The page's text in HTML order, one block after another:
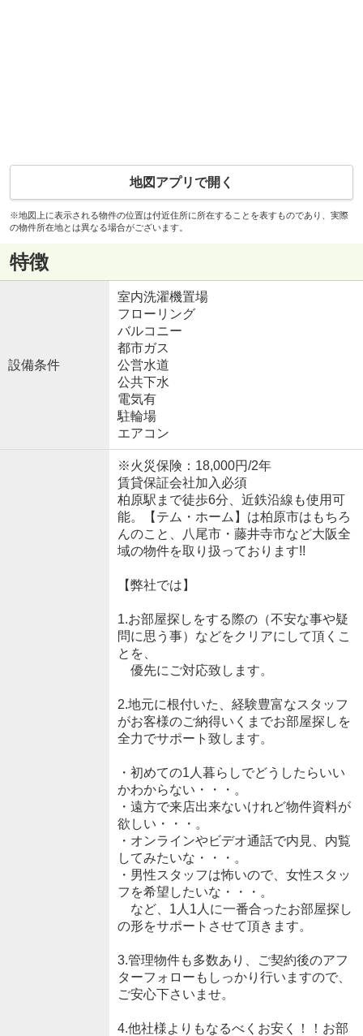
地図アプリで開く
※地図上に表示される物件の位置は付近住所に所在することを表すものであり、実際
の物件所在地とは異なる場合がございます。
特徴
設備条件
室内洗濯機置場
フローリング
バルコニー
都市ガス
公営水道
公共下水
電気有
駐輪場
エアコン
※火災保険：18,000円/2年
賃貸保証会社加入必須
柏原駅まで徒歩6分、近鉄沿線も使用可
能。【テム・ホーム】は柏原市はもちろ
んのこと、八尾市・藤井寺市など大阪全
域の物件を取り扱っております!!
【弊社では】
1.お部屋探しをする際の（不安な事や疑
問に思う事）などをクリアにして頂くこ
とを、
優先にご対応致します。
2.地元に根付いた、経験豊富なスタッフ
がお客様のご納得いくまでお部屋探しを
全力でサポート致します。
・初めての1人暮らしでどうしたらいい
かわからない・・・。
・遠方で来店出来ないけれど物件資料が
欲しい・・・。
・オンラインやビデオ通話で内見、内覧
してみたいな・・・。
・男性スタッフは怖いので、女性スタッ
フを希望したいな・・・。
など、1人1人に一番合ったお部屋探し
の形をサポートさせて頂きます。
3.管理物件も多数あり、ご契約後のアフ
ターフォローもしっかり行いますので、
ご安心下さいませ。
4.他社様よりもなるべくお安く！！お部